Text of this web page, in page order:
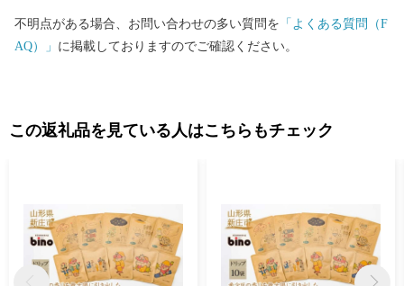
年10月1日～令和6年9月30日 ▪指定根拠 地方税法第37条の2第2項
及び同第314条の7第2項
不明点がある場合、お問い合わせの多い質問を 「よくある質問（F
AQ）」 に掲載しておりますのでご確認ください。
この返礼品を見ている人はこちらもチェック